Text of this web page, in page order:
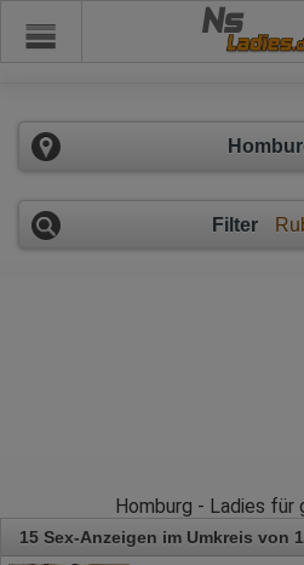
Ns
Filter
Homburg - Ladies für
15 Sex-Anzeigen im Umkreis von